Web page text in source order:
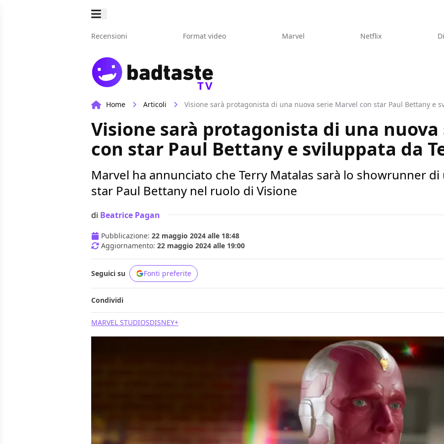
Recensioni Format video Marvel Netflix
TV
Home Articoli Visione sarà protagonista di una nuova serie Marvel con star Paul Bettany e
Visione sarà protagonista di una
con star Paul Bettany e sviluppata da
Marvel ha annunciato che Terry Matalas sarà lo showrunner
star Paul Bettany nel ruolo di Visione
di Beatrice Pagan
Pubblicazione: 22 maggio 2024 alle 18:48
Aggiornamento: 22 maggio 2024 alle 19:00
Seguici su Fonti preferite
Condividi
MARVEL STUDIOSDISNEY+